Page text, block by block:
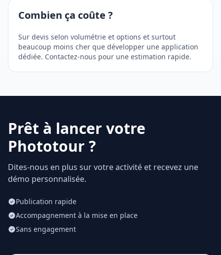
Combien ça coûte ?
Sur devis selon volumétrie et options et surtout
beaucoup moins cher que développer une application
dédiée. Contactez-nous pour une estimation rapide.
Prêt à lancer votre
Phototour ?
Dites-nous en plus sur votre activité et recevez une
démo personnalisée.
Publication rapide
Accompagnement à la mise en place
Sans engagement